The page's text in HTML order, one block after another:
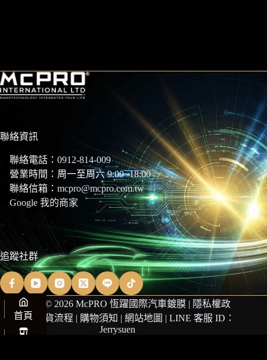
聯絡資訊
聯絡電話： 0912-814-009
營業時間：周一至周六 9:00~18:00
聯絡信箱： mcpro@mcpro.com.tw
Google 我的商家
追蹤社群
Copyright © 2026 McPRO 恆躍國際汽車鍍膜 | 隱私權政
策
|商品退貨流程 | 購物須知 |網站地圖 | LINE 客服 ID：
Jerrysuen
首頁